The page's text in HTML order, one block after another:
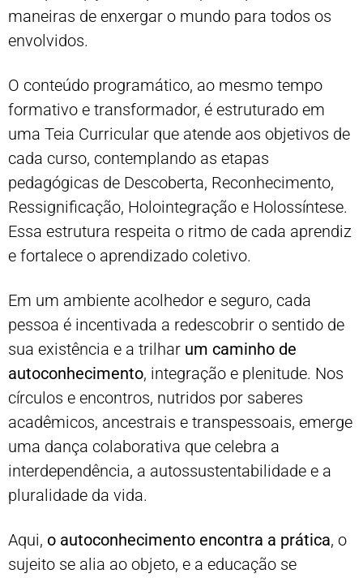
maneiras de enxergar o mundo para todos os
envolvidos.
O conteúdo programático, ao mesmo tempo
formativo e transformador, é estruturado em
uma Teia Curricular que atende aos objetivos de
cada curso, contemplando as etapas
pedagógicas de Descoberta, Reconhecimento,
Ressignificação, Holointegração e Holossíntese.
Essa estrutura respeita o ritmo de cada aprendiz
e fortalece o aprendizado coletivo.
Em um ambiente acolhedor e seguro, cada
pessoa é incentivada a redescobrir o sentido de
sua existência e a trilhar um caminho de
autoconhecimento, integração e plenitude. Nos
círculos e encontros, nutridos por saberes
acadêmicos, ancestrais e transpessoais, emerge
uma dança colaborativa que celebra a
interdependência, a autossustentabilidade e a
pluralidade da vida.
Aqui, o autoconhecimento encontra a prática, o
sujeito se alia ao objeto, e a educação se